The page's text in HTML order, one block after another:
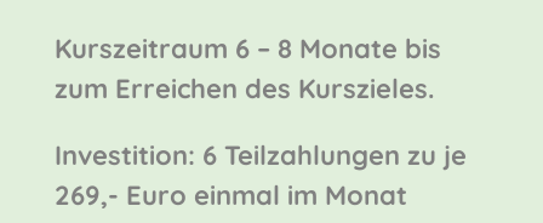
Kurszeitraum 6 – 8 Monate bis
zum Erreichen des Kurszieles.
Investition: 6 Teilzahlungen zu je
269,- Euro einmal im Monat